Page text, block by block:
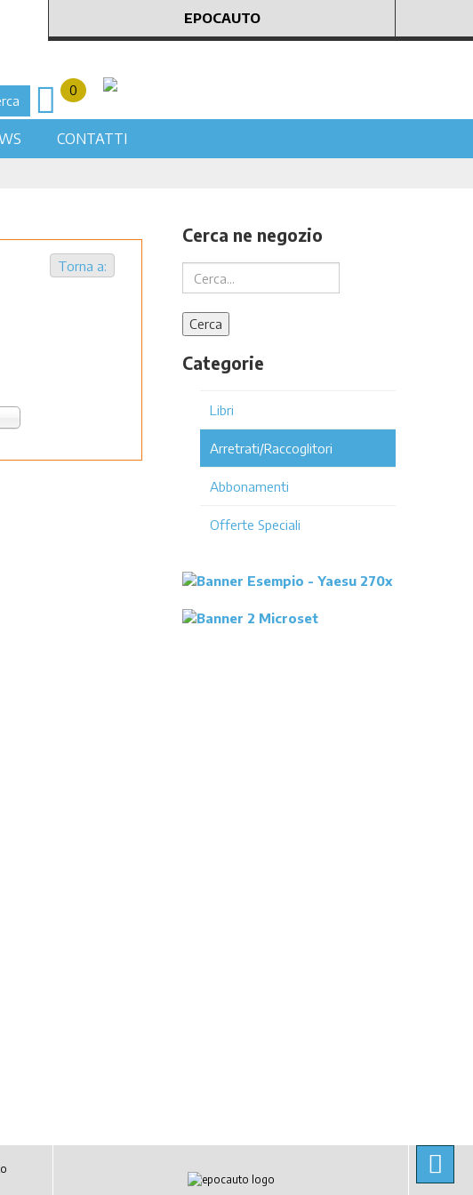
EPOCAUTO
0
CONTATTI
Torna a:
Cerca ne negozio
Categorie
Libri
Arretrati/Raccoglitori
Abbonamenti
Offerte Speciali